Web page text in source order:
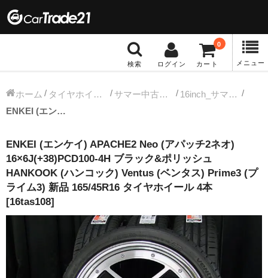
検索 ログイン カート
0
メニュー
冬タイヤホイール
13インチ：冬タイヤホイール
14インチ：冬タイヤホイール
15インチ：冬タイヤホイール
16インチ：冬タイヤホイール
17インチ：冬タイヤホイール
ホーム タイヤホイールセット サマー中古タイヤホイール
16inch_サマー中古タイヤホイール
ENKEI (エンケイ) APACHE2 Neo (アパッチ2ネオ) 16×6J(+38)PCD100-4H ブラック&ポリッシュ HANKOOK (ハンコック) Ventus (ベンタス) Prime3 (プライム3) 新品 165/45R16 タイヤホイール 4本 [16tas108]
ENKEI (エンケイ) APACHE2 Neo (アパッチ2ネオ)
16×6J(+38)PCD100-4H ブラック&ポリッシュ
HANKOOK (ハンコック) Ventus (ベンタス) Prime3 (プ
ライム3) 新品 165/45R16 タイヤホイール 4本
[16tas108]